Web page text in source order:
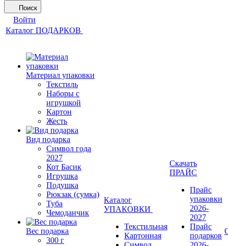
Поиск
Войти
Каталог ПОДАРКОВ
Материал упаковки
Текстиль
Наборы с
игрушкой
Картон
Жесть
Вид подарка
Символ года
2027
Кот Басик
Игрушка
Подушка
Рюкзак (сумка)
Туба
Чемоданчик
Вес подарка
300 г
Каталог
УПАКОВКИ
Текстильная
Картонная
Скачать
ПРАЙС
Прайс
упаковки
2026-
2027
Прайс
подарков